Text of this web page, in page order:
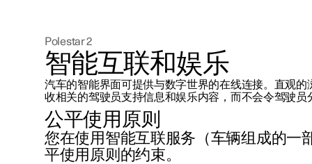
联系我们
极星官方二手车
探索Polestar 3
联系我们
公共充电
家庭充电
车主服务
新闻
注册新闻
（在新窗
Polestar 2
智能互联和娱乐
汽车的智能界面可提供与数字世界的在线连接。直观的
收相关的驾驶员支持信息和娱乐内容，而不会令驾驶员
公平使用原则
您在使用智能互联服务（车辆组成的一
平使用原则的约束。